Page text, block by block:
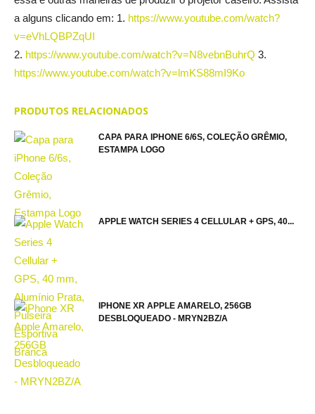
a alguns clicando em: 1. https://www.youtube.com/watch?
v=eVhLQBPZqUI
2. https://www.youtube.com/watch?v=N8vebnBuhrQ 3.
https://www.youtube.com/watch?v=lmKS88mI9Ko
PRODUTOS RELACIONADOS
CAPA PARA IPHONE 6/6S, COLEÇÃO GRÊMIO,
ESTAMPA LOGO
APPLE WATCH SERIES 4 CELLULAR + GPS, 40...
IPHONE XR APPLE AMARELO, 256GB
DESBLOQUEADO - MRYN2BZ/A